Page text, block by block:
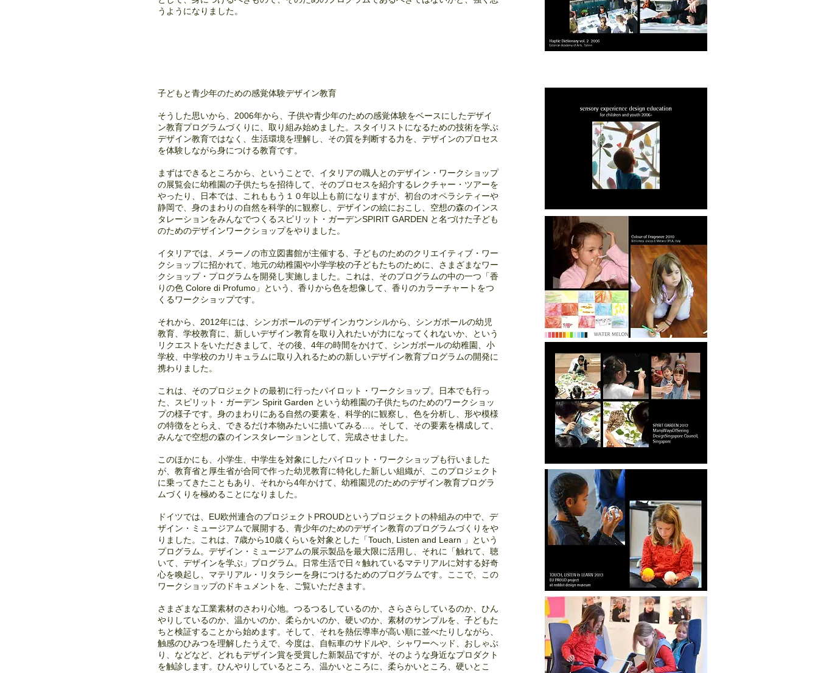
うようになりました。
子どもと青少年のための感覚体験デザイン教育
そうした思いから、2006年から、子供や青少年のための感覚体験をベースにしたデザイ
ン教育プログラムづくりに、取り組み始めました。スタイリストになるための技術を学ぶ
デザイン教育ではなく、生活環境を理解し、その質を判断する力を、デザインのプロセス
を体験しながら身につける教育です。
まずはできるところから、ということで、イタリアの職人とのデザイン・ワークショップ
の展覧会に幼稚園の子供たちを招待して、そのプロセスを紹介するレクチャー・ツアーを
やったり、日本では、これももう１０年以上も前になりますが、初台のオペラシティーや
静岡で、身のまわりの自然を科学的に観察し、デザインの絵におこし、空想の森のインス
タレーションをみんなでつくるスピリット・ガーデンSPIRIT GARDEN と名づけた子ども
のためのデザインワークショップをやりました。
イタリアでは、メラーノの市立図書館が主催する、子どものためのクリエイティブ・ワー
クショップに招かれて、地元の幼稚園や小学学校の子どもたちのために、さまざまなワー
クショップ・プログラムを開発し実施しました。これは、そのプログラムの中の一つ「香
りの色 Colore di Profumo」という、香りから色を想像して、香りのカラーチャートをつ
くるワークショップです。
それから、2012年には、シンガポールのデザインカウンシルから、シンガポールの幼児
教育、学校教育に、新しいデザイン教育を取り入れたいが力になってくれないか、という
リクエストをいただきまして、その後、4年の時間をかけて、シンガポールの幼稚園、小
学校、中学校のカリキュラムに取り入れるための新しいデザイン教育プログラムの開発に
携わりました。
これは、そのプロジェクトの最初に行ったパイロット・ワークショップ。日本でも行っ
た、スピリット・ガーデン Spirit Garden という幼稚園の子供たちのためのワークショッ
プの様子です。身のまわりにある自然の要素を、科学的に観察し、色を分析し、形や模様
の特徴をとらえ、できるだけ本物みたいに描いてみる…。そして、その要素を構成して、
みんなで空想の森のインスタレーションとして、完成させました。
このほかにも、小学生、中学生を対象にしたパイロット・ワークショップも行いました
が、教育省と厚生省が合同で作った幼児教育に特化した新しい組織が、このプロジェクト
に乗ってきたこともあり、それから4年かけて、幼稚園児のためのデザイン教育プログラ
ムづくりを極めることになりました。
ドイツでは、EU欧州連合のプロジェクトPROUDというプロジェクトの枠組みの中で、デ
ザイン・ミュージアムで展開する、青少年のためのデザイン教育のプログラムづくりをや
りました。これは、7歳から10歳くらいを対象とした「Touch, Listen and Learn 」という
プログラム。デザイン・ミュージアムの展示製品を最大限に活用し、それに「触れて、聴
いて、デザインを学ぶ」プログラム。日常生活で日々触れているマテリアルに対する好奇
心を喚起し、マテリアル・リタラシーを身につけるためのプログラムです。ここで、この
ワークショップのドキュメントを、ご覧いただきます。
さまざまな工業素材のさわり心地。つるつるしているのか、さらさらしているのか、ひん
やりしているのか、温かいのか、柔らかいのか、硬いのか、素材のサンプルを、子どもた
ちと検証することから始めます。そして、それを熱伝導率が高い順に並べたりしながら、
触感のひみつを理解したうえで、今度は、自転車のサドルや、シャワーヘッド、おしゃぶ
り、などなど、どれもデザイン賞を受賞した新製品ですが、そのような身近なプロダクト
を触診します。ひんやりしているところ、温かいところに、柔らかいところ、硬いとこ